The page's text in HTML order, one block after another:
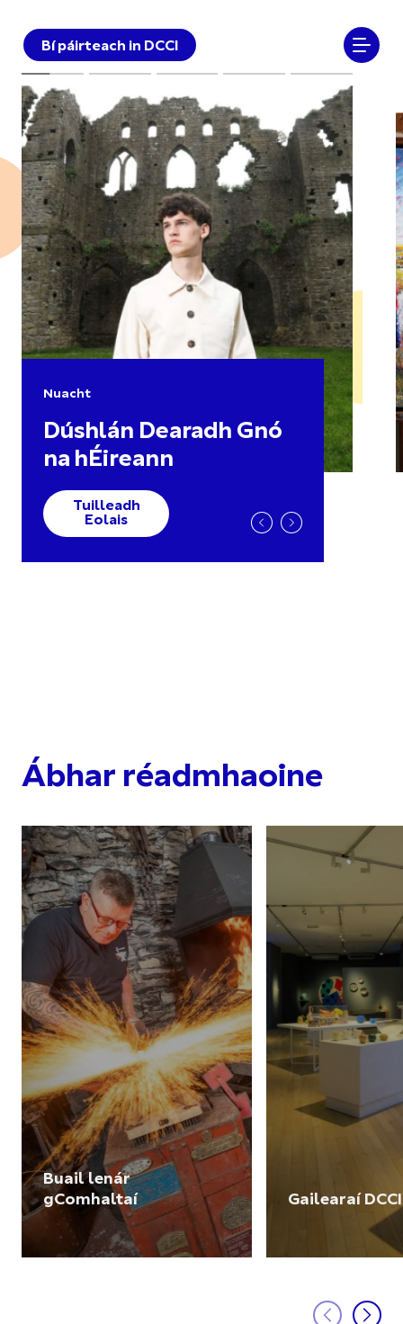
Bí páirteach in DCCI
Nuacht
Dúshlán Dearadh Gnó
na hÉireann
Tuilleadh
Eolais
Ábhar réadmhaoine
Buail lenár
gComhaltaí
Gailearaí DCCI